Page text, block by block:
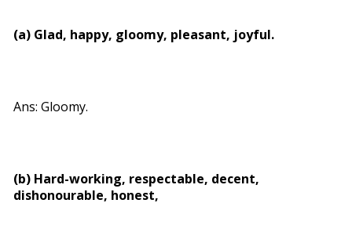
(a) Glad, happy, gloomy, pleasant, joyful.
Ans: Gloomy.
(b) Hard-working, respectable, decent,
dishonourable, honest,